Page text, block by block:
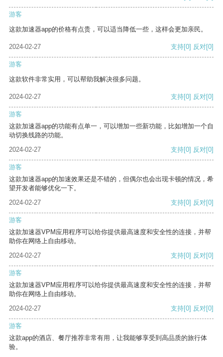
游客
这款加速器app的价格有点贵，可以适当降低一些，这样会更加亲民。
2024-02-27 支持[0] 反对[0]
游客
这款软件非常实用，可以帮助我解决很多问题。
2024-02-27 支持[0] 反对[0]
游客
这款加速器app的功能有点单一，可以增加一些新功能，比如增加一个自
动切换线路的功能。
2024-02-27
支持[0] 反对[0]
游客
这款加速器app的加速效果还是不错的，但偶尔也会出现卡顿的情况，希
望开发者能够优化一下。
2024-02-27
支持[0] 反对[0]
游客
这款加速器VPM应用程序可以给你提供最高速度和安全性的连接，并帮
助你在网络上自由移动。
2024-02-27
支持[0] 反对[0]
游客
这款加速器VPM应用程序可以给你提供最高速度和安全性的连接，并帮
助你在网络上自由移动。
2024-02-27
支持[0] 反对[0]
游客
这款app的酒店、餐厅推荐非常有用，让我能够享受到高品质的旅行体
验。